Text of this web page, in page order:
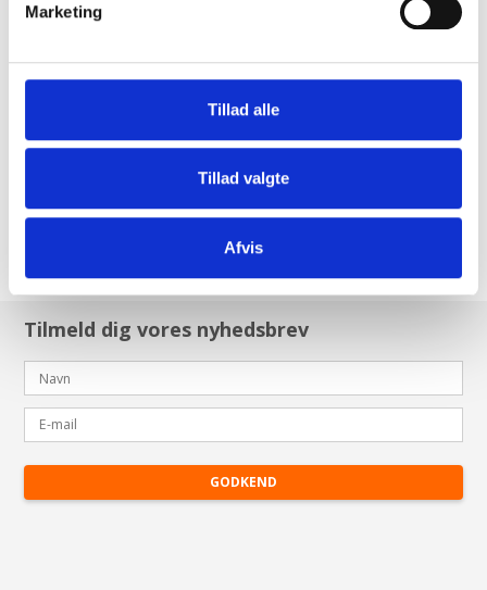
Marketing
Tillad alle
Tillad valgte
Afvis
Ladestation komplet
2.710,00 DKK
VIS PRODUKT
Tilmeld dig vores nyhedsbrev
GODKEND